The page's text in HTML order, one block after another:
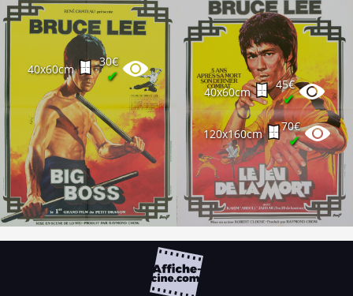
40x60cm
30€
✔
40x60cm
45€
✔
120x160cm
70€
✔